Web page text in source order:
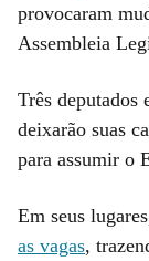
provocaram
Assembleia
Três deputados
deixarão suas
para assumir o
Em seus
as vagas,